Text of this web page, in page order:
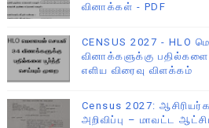
வினாக்கள் - PDF
CENSUS 2027 - HLO
வினாக்களுக்கு பதில்களை
எளிய விரைவு விளக்கம்
Census 2027:
அறிவிப்பு – மாவட்ட